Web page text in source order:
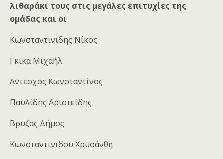
λιθαράκι τους στις μεγάλες επιτυχίες της
ομάδας και οι
Κωνσταντινιδης Νίκος
Γκικα Μιχαήλ
Αντεσχος Κωνσταντίνος
Παυλίδης Αριστείδης
Βρυζας Δήμος
Κωνσταντινιδου Χρυσάνθη